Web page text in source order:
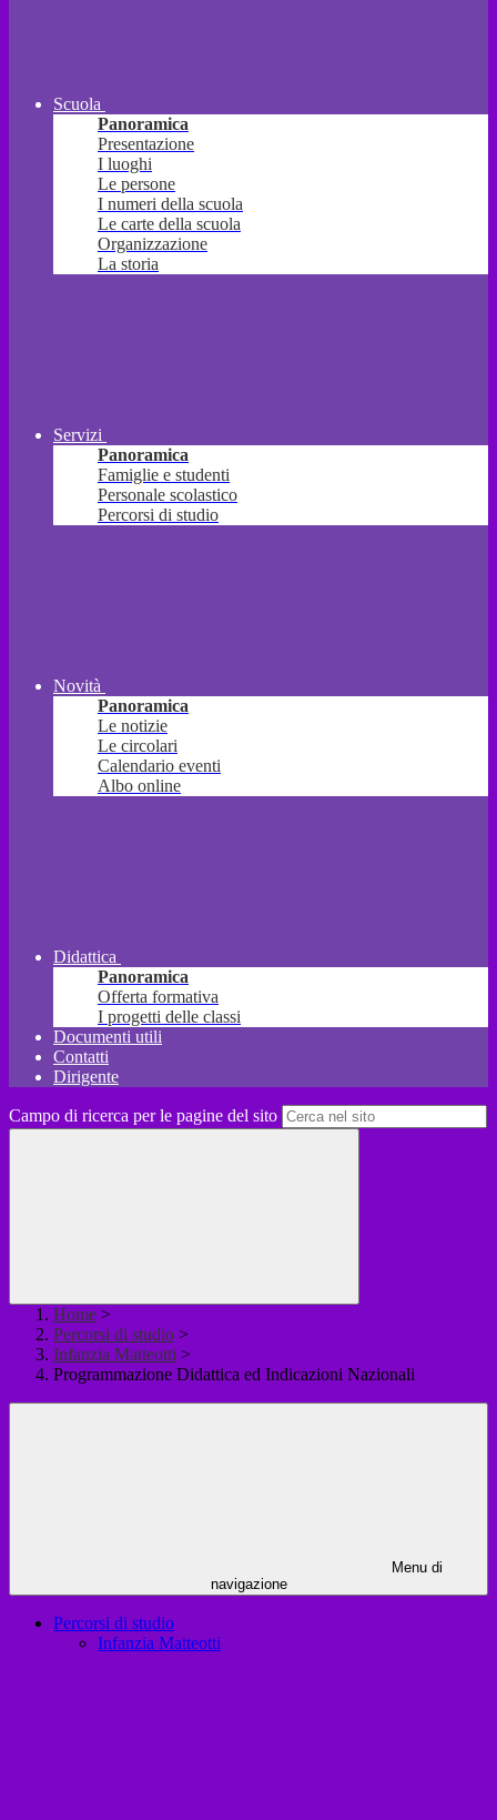
Scuola
Panoramica
Presentazione
I luoghi
Le persone
I numeri della scuola
Le carte della scuola
Organizzazione
La storia
Servizi
Panoramica
Famiglie e studenti
Personale scolastico
Percorsi di studio
Novità
Panoramica
Le notizie
Le circolari
Calendario eventi
Albo online
Didattica
Panoramica
Offerta formativa
I progetti delle classi
Documenti utili
Contatti
Dirigente
Campo di ricerca per le pagine del sito
Home >
Percorsi di studio >
Infanzia Matteotti >
Programmazione Didattica ed Indicazioni Nazionali
Menu di
navigazione
Percorsi di studio
Infanzia Matteotti